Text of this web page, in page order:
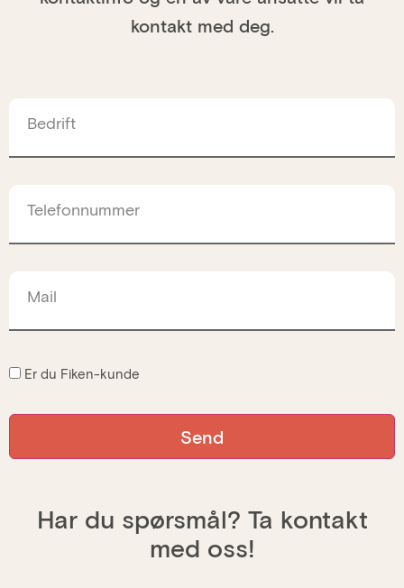
kontakt med deg.
Bedrift
Telefonnummer
Mail
Er du Fiken-kunde
Har du spørsmål? Ta kontakt
med oss!